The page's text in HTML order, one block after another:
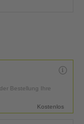
Bestellung Ihre
Kostenlos